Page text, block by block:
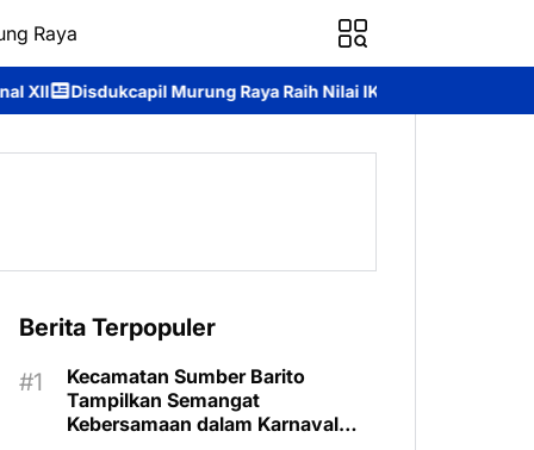
Raya
Raya Raih Nilai IKM 93,84, Bukti Komitmen Hadirkan
Berita Terpopuler
Kecamatan Sumber Barito
Tampilkan Semangat
Kebersamaan dalam Karnaval